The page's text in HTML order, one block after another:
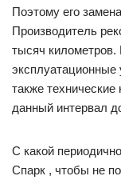
Поэтому его
Производитель
тысяч
эксплуатационные
также технические
данный интервал
С какой
Спарк , чтобы не